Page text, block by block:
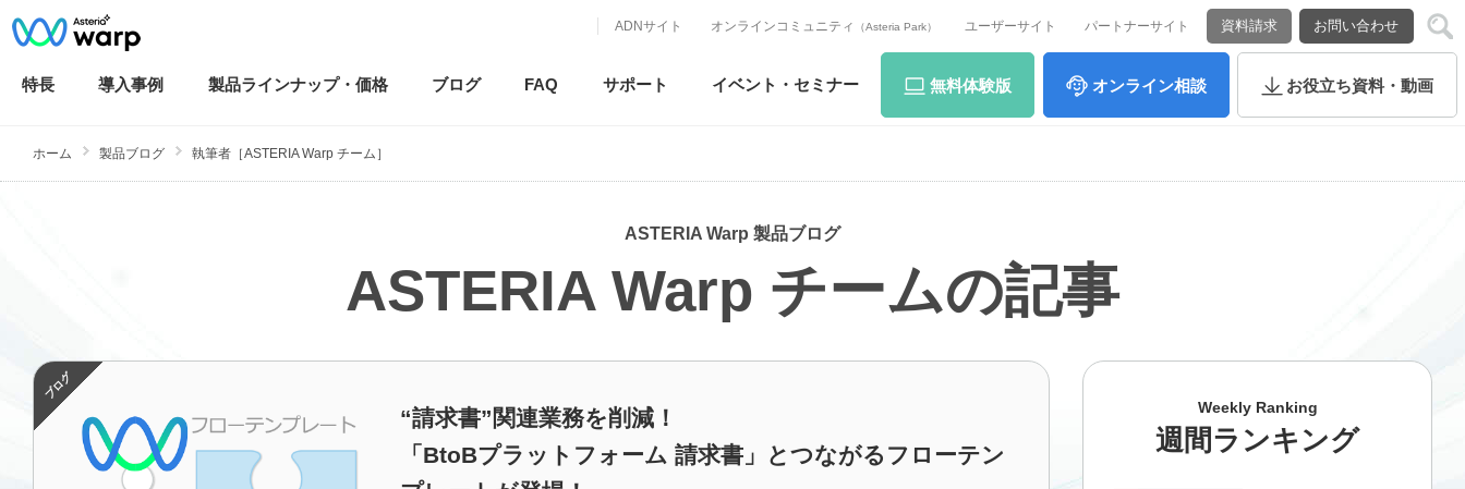
ADNサイト オンラインコミュニティ （Asteria Park） ユーザーサイト パートナーサイト 資料請求 お問い合わせ
特長 導入事例 製品ラインナップ・ 価格 ブログ FAQ サポート イベント・ セミナー 無料体験版 オンライン相談 お役立ち資料・動画
ホーム 製品ブログ 執筆者［ASTERIA Warp チーム］
ASTERIA Warp 製品ブログ
ASTERIA Warp チームの記事
“請求書”関連業務を削減！
「BtoBプラットフォーム 請求書」とつながるフローテン
Weekly Ranking
週間ランキング